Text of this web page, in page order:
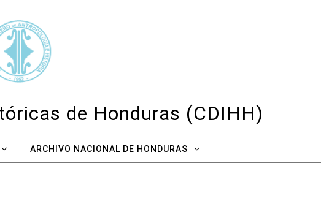
de Honduras (CDIHH)
ARCHIVO NACIONAL DE HONDURAS